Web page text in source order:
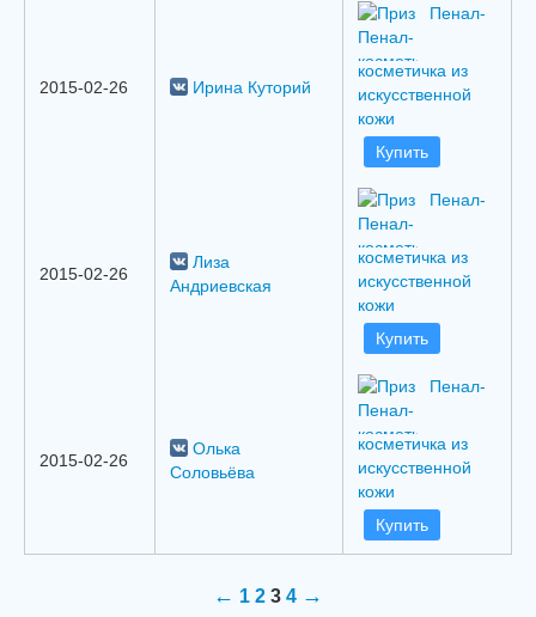
2015-02-26 Ирина Куторий
Пенал-
косметичка из
искусственной
кожи
Купить
2015-02-26
Лиза
Андриевская
Пенал-
косметичка из
искусственной
кожи
Купить
2015-02-26
Олька
Соловьёва
Пенал-
косметичка из
искусственной
кожи
Купить
← 1 2 3 4 →